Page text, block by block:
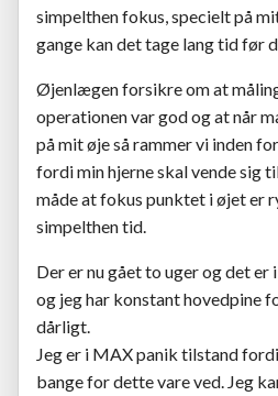
simpelthen fokus, specielt på
gange kan det tage lang tid før
Øjenlægen forsikre om at
operationen var god og at når
på mit øje så rammer vi inden
fordi min hjerne skal vende sig
måde at fokus punktet i øjet er
simpelthen tid.
Der er nu gået to uger og det
og jeg har konstant hovedpine
dårligt.
Jeg er i MAX panik tilstand
bange for dette vare ved. Jeg